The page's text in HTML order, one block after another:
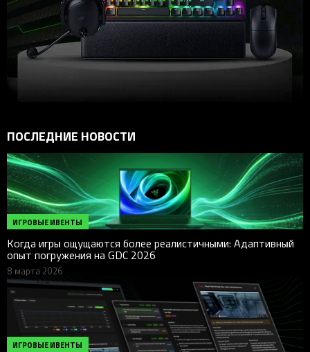
ПОСЛЕДНИЕ НОВОСТИ
ИГРОВЫЕ ИВЕНТЫ
Когда игры ощущаются более реалистичными: Адаптивный
опыт погружения на GDC 2026
8 марта 2026
ИГРОВЫЕ ИВЕНТЫ